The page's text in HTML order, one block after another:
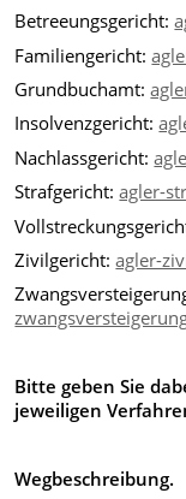
Betreeungsgericht:
Familiengericht:
Grundbuchamt:
Insolvenzgericht:
Nachlassgericht:
Strafgericht:agler-
Zivilgericht:agler-
Bitte geben Sie
jeweiligen
Wegbeschreibung.